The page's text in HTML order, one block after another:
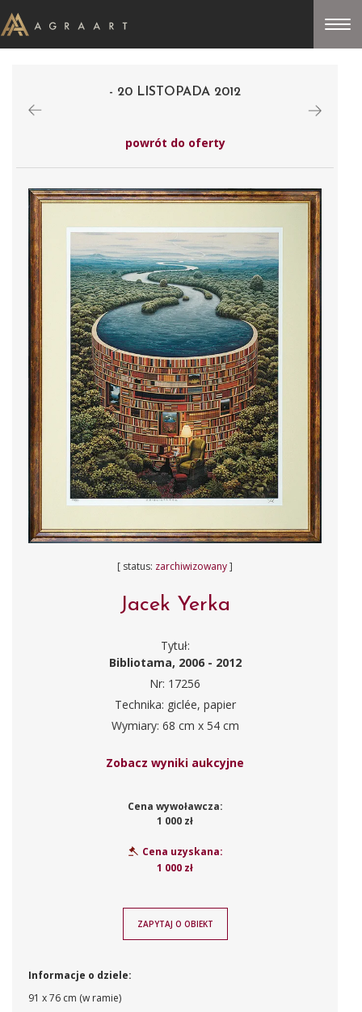
- 20 LISTOPADA 2012
powrót do oferty
[ status: zarchiwizowany]
Jacek Yerka
Tytuł:
Bibliotama, 2006 - 2012
Nr: 17256
Technika: giclée, papier
Wymiary: 68 cm x 54 cm
Zobacz wyniki aukcyjne
Cena wywoławcza:
1 000 zł
Cena uzyskana:
1 000 zł
ZAPYTAJ O OBIEKT
Informacje o dziele:
91 x 76 cm (w ramie)